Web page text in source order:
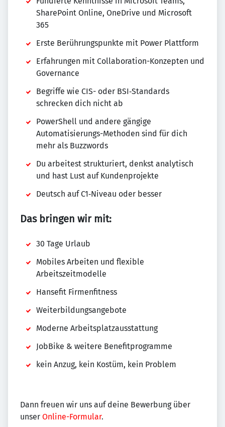
SharePoint Online, OneDrive und Microsoft
365
Erste Berührungspunkte mit Power Plattform
Erfahrungen mit Collaboration-Konzepten und
Governance
Begriffe wie CIS- oder BSI‑Standards
schrecken dich nicht ab
PowerShell und andere gängige
Automatisierungs-Methoden sind für dich
mehr als Buzzwords
Du arbeitest strukturiert, denkst analytisch
und hast Lust auf Kundenprojekte
Deutsch auf C1‑Niveau oder besser
Das bringen wir mit:
30 Tage Urlaub
Mobiles Arbeiten und flexible
Arbeitszeitmodelle
Hansefit Firmenfitness
Weiterbildungsangebote
Moderne Arbeitsplatzausstattung
JobBike & weitere Benefitprogramme
kein Anzug, kein Kostüm, kein Problem
Dann freuen wir uns auf deine Bewerbung über
unser Online-Formular.